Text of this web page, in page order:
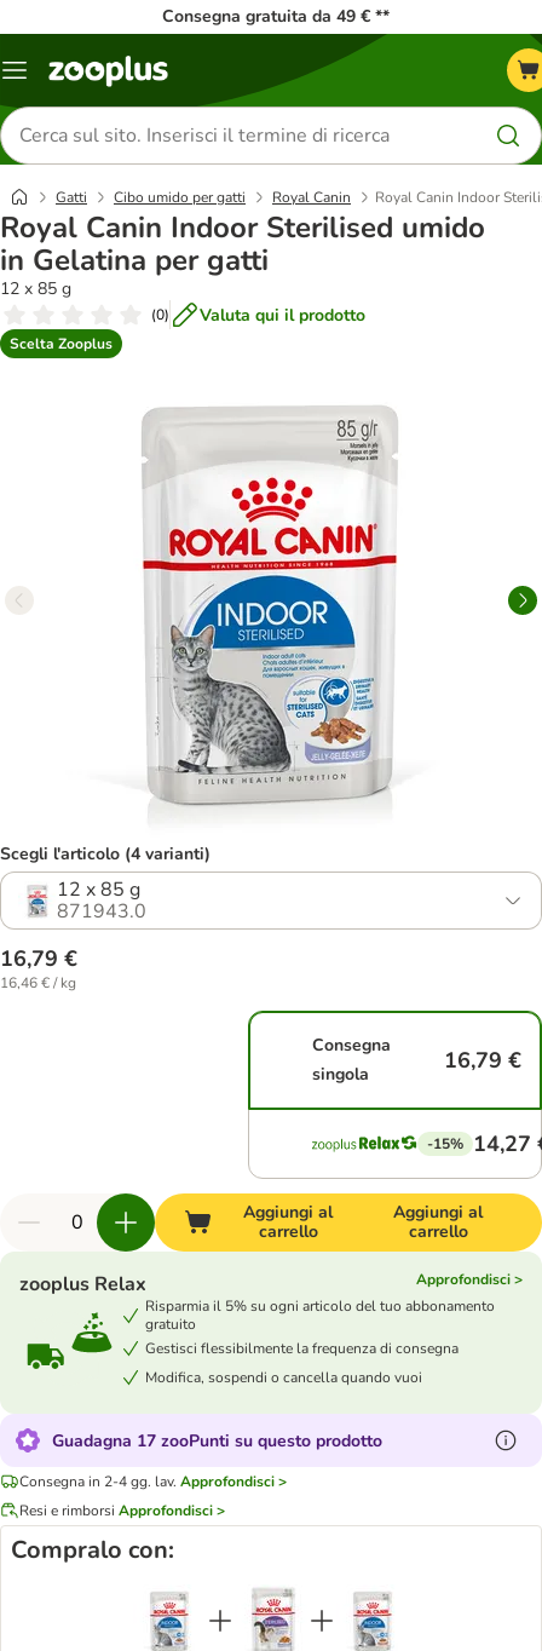
Consegna gratuita da 49 € **
Overview
Cerca
prodotti
Gatti Cibo umido per gatti Royal Canin Royal Canin Indoor
Royal Canin Indoor Sterilised umido
in Gelatina per gatti
12 x 85 g
(0) Valuta qui il prodotto
Scelta Zooplus
Scegli l'articolo (4 varianti)
12 x 85 g
871943.0
16,79 €
16,46 € / kg
Consegna
singola
16,79 €
-15% 14,27
Aggiungi al
carrello
Aggiungi al
carrello
zooplus Relax
Approfondisci >
Risparmia il 5% su ogni articolo del tuo abbonamento
gratuito
Gestisci flessibilmente la frequenza di consegna
Modifica, sospendi o cancella quando vuoi
Guadagna 17 zooPunti su questo prodotto
Consegna in 2-4 gg. lav. Approfondisci >
Resi e rimborsi Approfondisci >
Compralo con: